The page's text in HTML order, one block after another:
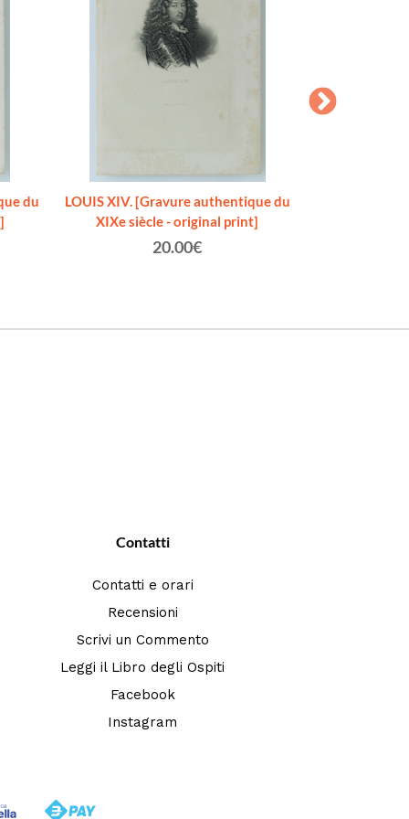
du
LOUIS XIV. [Gravure authentique du
XIXe siècle - original print]
20.00€
Contatti
Contatti e orari
Recensioni
Scrivi un Commento
Leggi il Libro degli Ospiti
Facebook
Instagram